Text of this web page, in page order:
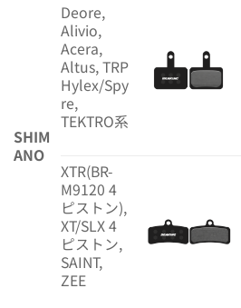
SHIM
ANO
Deore,
Alivio,
Acera,
Altus, TRP
Hylex/Spy
re,
TEKTRO系
XTR(BR-
M9120 4
ピストン),
XT/SLX 4
ピストン,
SAINT,
ZEE